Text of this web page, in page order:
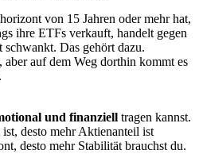
von 15 Jahren oder mehr hat,
ihre ETFs verkauft, handelt gegen
Das gehört dazu.
auf dem Weg dorthin kommt es
und finanziell tragen kannst.
desto mehr Aktienanteil ist
desto mehr Stabilität brauchst du.